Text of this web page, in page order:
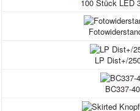
100 Stück LED
LP Dist+/
BC337-